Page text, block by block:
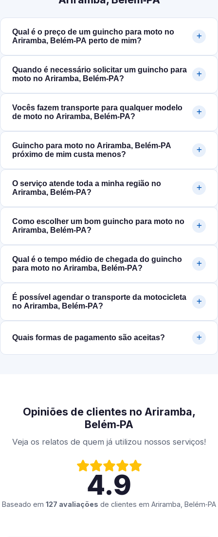
Qual é o preço de um guincho para moto no
Ariramba, Belém‑PA perto de mim?
Quando é necessário solicitar um guincho para
moto no Ariramba, Belém‑PA?
Vocês fazem transporte para qualquer modelo
de moto no Ariramba, Belém‑PA?
Guincho para moto no Ariramba, Belém‑PA
próximo de mim custa menos?
O serviço atende toda a minha região no
Ariramba, Belém‑PA?
Como escolher um bom guincho para moto no
Ariramba, Belém‑PA?
Qual é o tempo médio de chegada do guincho
para moto no Ariramba, Belém‑PA?
É possível agendar o transporte da motocicleta
no Ariramba, Belém‑PA?
Quais formas de pagamento são aceitas?
Opiniões de clientes no Ariramba,
Belém‑PA
Veja os relatos de quem já utilizou nossos serviços!
4.9
Baseado em 127 avaliações de clientes em Ariramba, Belém‑PA